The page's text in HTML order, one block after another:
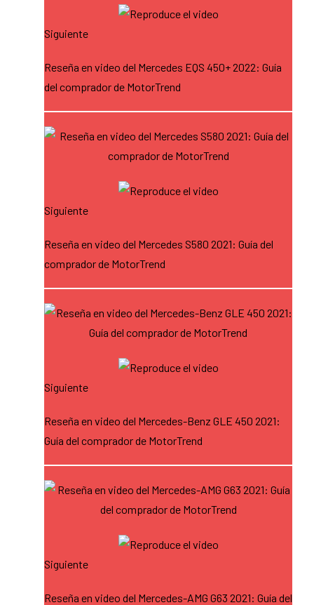
Siguiente
Reseña en video del Mercedes EQS 450+ 2022: Guía
del comprador de MotorTrend
Siguiente
Reseña en video del Mercedes S580 2021: Guía del
comprador de MotorTrend
Siguiente
Reseña en video del Mercedes-Benz GLE 450 2021:
Guía del comprador de MotorTrend
Siguiente
Reseña en video del Mercedes-AMG G63 2021: Guía del